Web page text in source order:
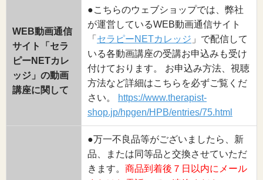
WEB動画通信
サイト「セラ
ピーNETカレ
ッジ」の動画
講座に関して
●こちらのウェブショップでは、弊社
が運営しているWEB動画通信サイト
「 セラピーNETカレッジ 」で配信して
いる各動画講座の受講お申込みも受け
付けております。 お申込み方法、視聴
方法など詳細はこちらを必ずご覧くだ
さい。
https://www.therapist-
shop.jp/hpgen/HPB/entries/75.html
●万一不良品等がございましたら、新
品、または同等品と交換させていただ
きます。 商品到着後７日以内にメール